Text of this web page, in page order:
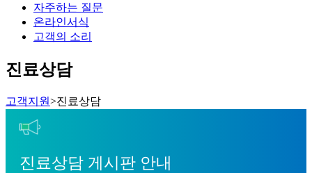
자주하는 질문
온라인서식
고객의 소리
진료상담
고객지원>진료상담
진료상담 게시판 안내